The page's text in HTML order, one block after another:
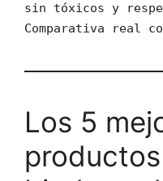
sin tóxicos y
Comparativa real
Los 5